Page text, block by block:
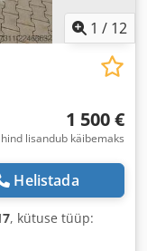
1 / 12
1 500 €
lisandub käibemaks
Helistada
, kütuse tüüp: